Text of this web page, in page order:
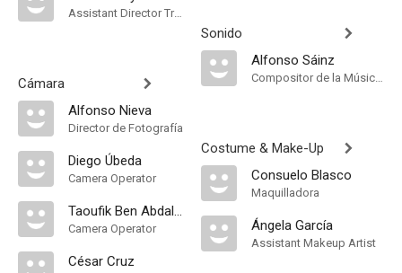
Assistant Director Trainee
Cámara
Alfonso Nieva
Director de Fotografía
Diego Úbeda
Camera Operator
Taoufik Ben Abdallah
Camera Operator
César Cruz
Sonido
Alfonso Sáinz
Compositor de la Música Original
Costume & Make-Up
Consuelo Blasco
Maquilladora
Ángela García
Assistant Makeup Artist